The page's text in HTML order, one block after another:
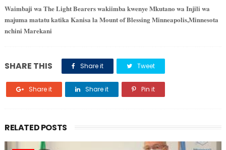
Waimbaji wa The Light Bearers wakiimba kwenye Mkutano wa Injili wa
majuma matatu katika Kanisa la Mount of Blessing Minneapolis,Minnesota
nchini Marekani
SHARE THIS Share it Tweet
Share it Share it Pin it
RELATED POSTS